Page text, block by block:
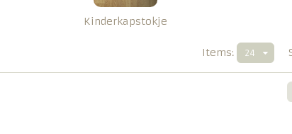
Kinderkapstokje
Items: 24